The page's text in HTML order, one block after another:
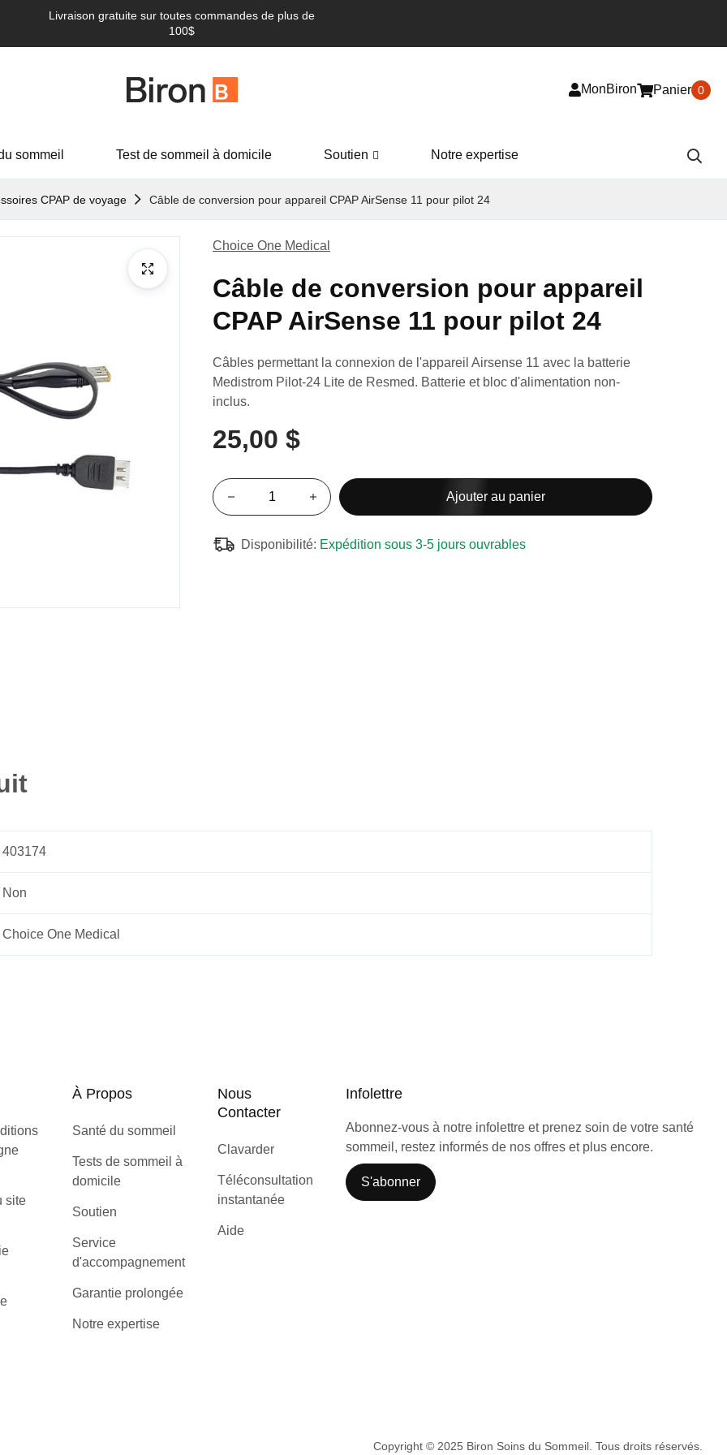
Livraison gratuite sur toutes commandes de plus de
100$
MonBiron Panier 0
sommeil Test de sommeil à domicile Soutien Notre expertise
CPAP de voyage Câble de conversion pour appareil CPAP AirSense 11 pour pilot 24
Choice One Medical
Câble de conversion pour appareil
CPAP AirSense 11 pour pilot 24
Câbles permettant la connexion de l'appareil Airsense 11 avec la batterie
Medistrom Pilot-24 Lite de Resmed. Batterie et bloc d'alimentation non-
inclus.
25,00 $
Ajouter au panier
Disponibilité: Expédition sous 3-5 jours ouvrables
403174
Non
Choice One Medical
site
À Propos
Santé du sommeil
Tests de sommeil à
domicile
Soutien
Service
d'accompagnement
Garantie prolongée
Notre expertise
Nous
Contacter
Clavarder
Téléconsultation
instantanée
Aide
Infolettre
Abonnez-vous à notre infolettre et prenez soin de votre santé
sommeil, restez informés de nos offres et plus encore.
S'abonner
Copyright © 2025 Biron Soins du Sommeil. Tous droits réservés.